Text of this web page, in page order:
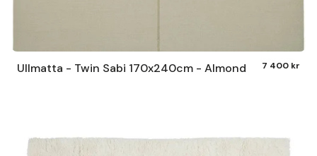
Ullmatta - Twin Sabi 170x240cm - Almond 7 400 kr